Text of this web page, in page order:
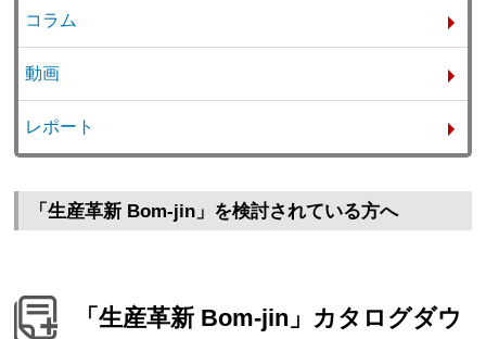
コラム
動画
レポート
「生産革新 Bom-jin」を検討されている方へ
「生産革新 Bom-jin」カタログダウ